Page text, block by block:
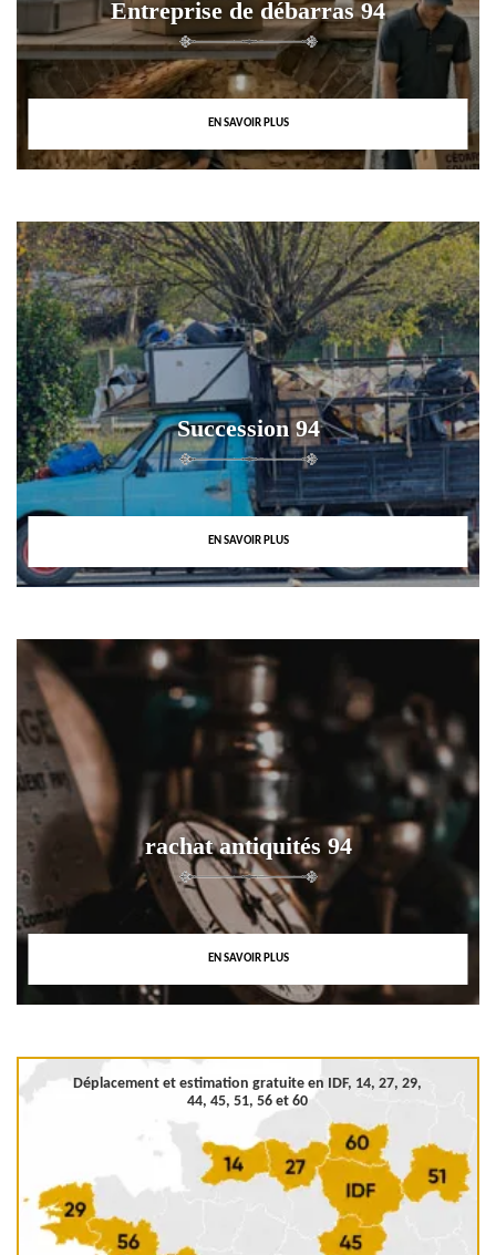
Entreprise de débarras 94
EN SAVOIR PLUS
Succession 94
EN SAVOIR PLUS
rachat antiquités 94
EN SAVOIR PLUS
Déplacement et estimation gratuite en IDF, 14, 27, 29,
44, 45, 51, 56 et 60